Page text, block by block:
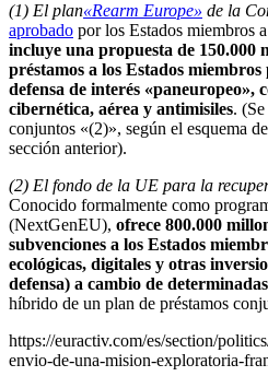
(1) El plan«Rearm Europe» de la
aprobado por los Estados miembros
incluye una propuesta de 150.000
préstamos a los Estados
defensa de interés «paneuropeo»,
cibernética, aérea y antimisiles.
conjuntos «(2)», según el esquema
sección anterior).
(2) El fondo de la UE para la
Conocido formalmente como
(NextGenEU), ofrece 800.000
subvenciones a los Estados
ecológicas, digitales y otras
defensa) a cambio de
híbrido de un plan de préstamos
https://euractiv.com/es/section/
envio-de-una-mision-exploratoria-